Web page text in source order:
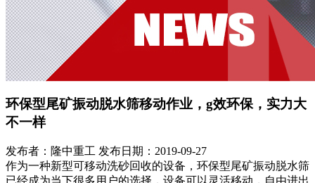
环保型尾矿振动脱水筛移动作业，g效环保，实力大
不一样
发布者：隆中重工 发布日期：2019-09-27
作为一种新型可移动洗砂回收的设备，环保型尾矿振动脱水筛